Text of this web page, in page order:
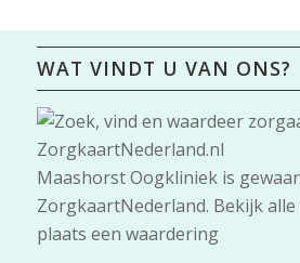
WAT VINDT U VAN ONS?
Maashorst Oogkliniekis
ZorgkaartNederland. Bekijk
plaats een waardering